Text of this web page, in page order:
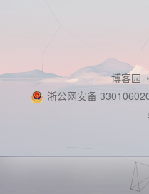
博客园
浙公网安备